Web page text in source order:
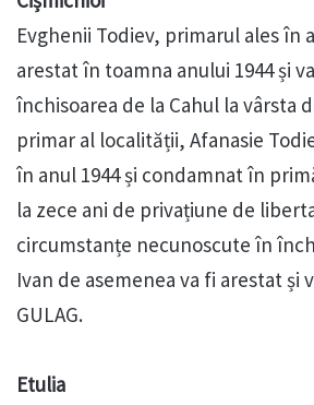
Evghenii Todiev, primarul ales în
arestat în toamna anului 1944 și
închisoarea de la Cahul la vârsta
primar al localității, Afanasie
în anul 1944 și condamnat în
la zece ani de privațiune de
circumstanțe necunoscute în
Ivan de asemenea va fi arestat și
GULAG.
Etulia